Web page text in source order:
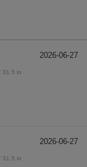
2026-06-27
31.5 in
2026-06-27
31.5 in